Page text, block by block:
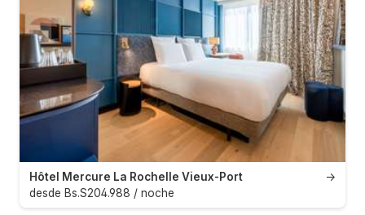
→
Hôtel Mercure La Rochelle Vieux-Port
desde Bs.S204.988 / noche